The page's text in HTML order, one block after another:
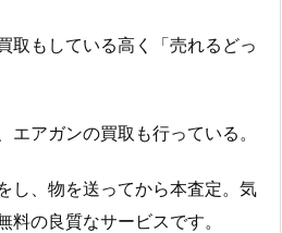
取もしている高く「売れるどっ
エアガンの買取も行っている。
し、物を送ってから本査定。気
の良質なサービスです。